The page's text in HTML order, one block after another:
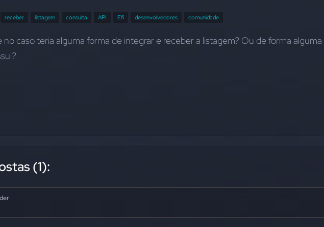
receber listagem consulta API Efí desenvolvedores comunidade
no caso teria alguma forma de integrar e receber a listagem? Ou de forma alguma
(1):